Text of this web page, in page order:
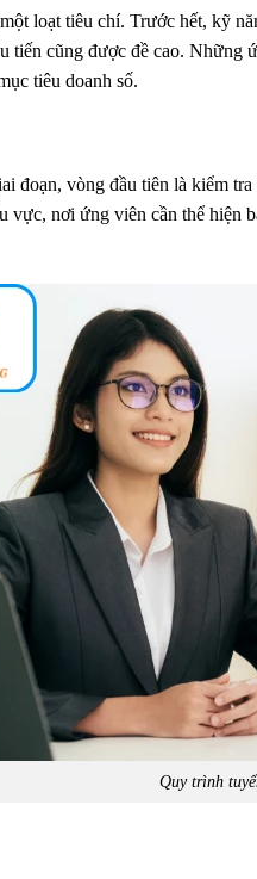
loạt tiêu chí. Trước hết, kỹ
cũng được đề cao.
tiêu doanh số.
đoạn, vòng đầu tiên là kiểm
vực, nơi ứng viên cần thể
Quy trình